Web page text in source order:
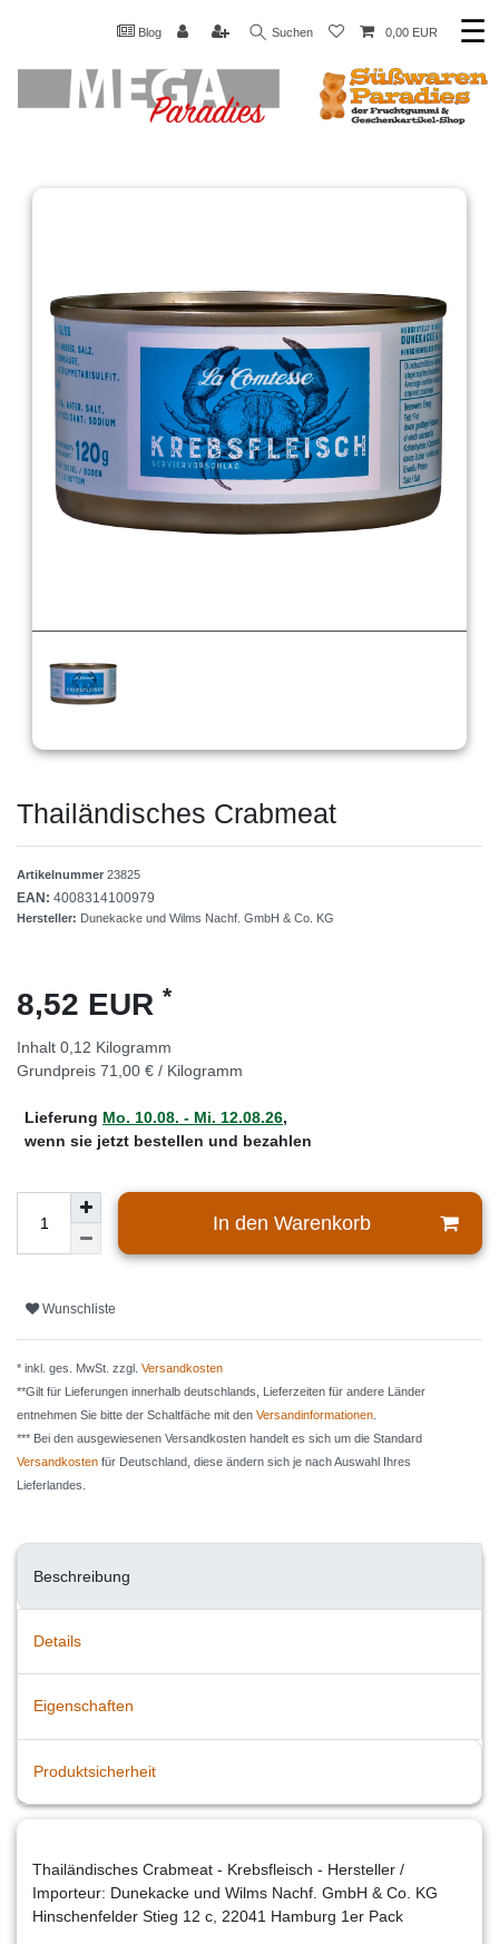
Blog Suchen 0,00 EUR ☰
Thailändisches Crabmeat
Artikelnummer 23825
EAN: 4008314100979
Hersteller: Dunekacke und Wilms Nachf. GmbH & Co. KG
8,52 EUR *
Inhalt 0,12 Kilogramm
Grundpreis 71,00 € / Kilogramm
Lieferung Mo. 10.08. - Mi. 12.08.26,
wenn sie jetzt bestellen und bezahlen
In den Warenkorb
Wunschliste
* inkl. ges. MwSt. zzgl. Versandkosten
**Gilt für Lieferungen innerhalb deutschlands, Lieferzeiten für andere Länder
entnehmen Sie bitte der Schaltfäche mit den Versandinformationen
*** Bei den ausgewiesenen Versandkosten handelt es sich um die Standard
Versandkosten für Deutschland, diese ändern sich je nach Auswahl Ihres
Lieferlandes.
Beschreibung
Details
Eigenschaften
Produktsicherheit
Thailändisches Crabmeat - Krebsfleisch - Hersteller /
Importeur: Dunekacke und Wilms Nachf. GmbH & Co. KG
Hinschenfelder Stieg 12 c, 22041 Hamburg 1er Pack